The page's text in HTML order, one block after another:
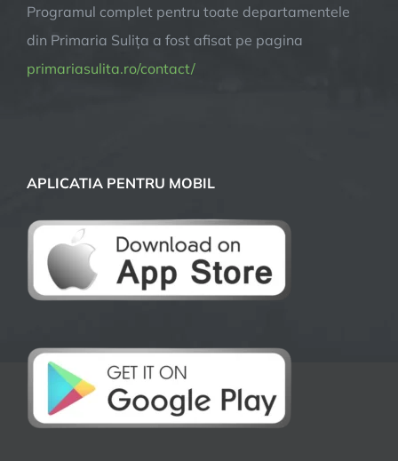
Programul complet pentru toate departamentele
din Primaria Sulița a fost afisat pe pagina
primariasulita.ro/contact/
APLICATIA PENTRU MOBIL